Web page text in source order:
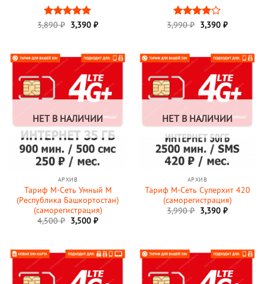
Оценка
3,890₽ 3,390 ₽
Оценка
3,990₽ 3,390 ₽
НЕТ В НАЛИЧИИ
АРХИВ
Тариф М-Сеть Умный M
(Республика Башкортостан)
(саморегистрация)
4,500₽ Первоначальная
цена
3,500 ₽Текущая
НЕТ В НАЛИЧИИ
АРХИВ
Тариф М-Сеть Суперхит 420
(саморегистрация)
3,990₽ 3,390 ₽